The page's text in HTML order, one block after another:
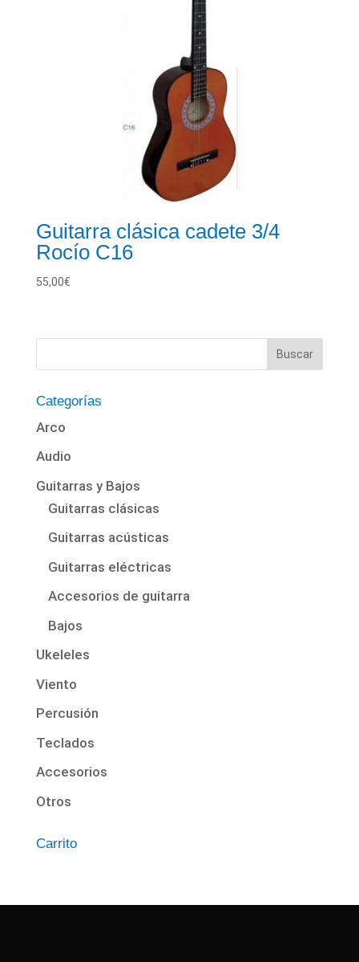
Guitarra clásica cadete 3/4
Rocío C16
55,00€
Categorías
Arco
Audio
Guitarras y Bajos
Guitarras clásicas
Guitarras acústicas
Guitarras eléctricas
Accesorios de guitarra
Bajos
Ukeleles
Viento
Percusión
Teclados
Accesorios
Otros
Carrito